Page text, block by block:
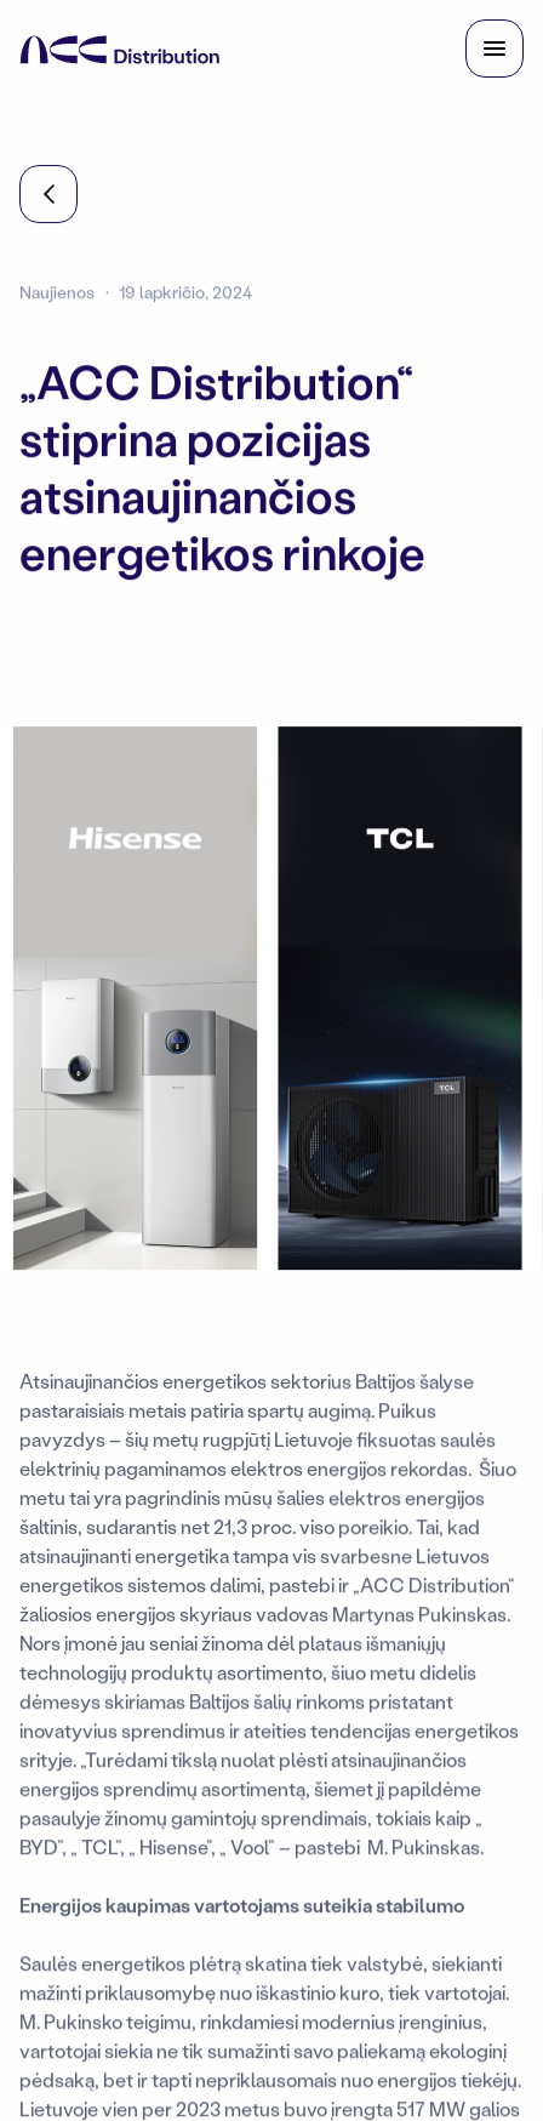
Naujienos 19 lapkričio, 2024
„ACC Distribution“
stiprina pozicijas
atsinaujinančios
energetikos rinkoje
Atsinaujinančios energetikos sektorius Baltijos šalyse
pastaraisiais metais patiria spartų augimą. Puikus
pavyzdys – šių metų rugpjūtį Lietuvoje fiksuotas saulės
elektrinių pagaminamos elektros energijos rekordas. Šiuo
metu tai yra pagrindinis mūsų šalies elektros energijos
šaltinis, sudarantis net 21,3 proc. viso poreikio. Tai, kad
atsinaujinanti energetika tampa vis svarbesne Lietuvos
energetikos sistemos dalimi, pastebi ir „ACC Distribution“
žaliosios energijos skyriaus vadovas Martynas Pukinskas.
Nors įmonė jau seniai žinoma dėl plataus išmaniųjų
technologijų produktų asortimento, šiuo metu didelis
dėmesys skiriamas Baltijos šalių rinkoms pristatant
inovatyvius sprendimus ir ateities tendencijas energetikos
srityje. „Turėdami tikslą nuolat plėsti atsinaujinančios
energijos sprendimų asortimentą, šiemet jį papildėme
pasaulyje žinomų gamintojų sprendimais, tokiais kaip „
BYD”, „ TCL”, „ Hisense”, „ Vool” – pastebi M. Pukinskas.
Energijos kaupimas vartotojams suteikia stabilumo
Saulės energetikos plėtrą skatina tiek valstybė, siekianti
mažinti priklausomybę nuo iškastinio kuro, tiek vartotojai.
M. Pukinsko teigimu, rinkdamiesi modernius įrenginius,
vartotojai siekia ne tik sumažinti savo paliekamą ekologinį
pėdsaką, bet ir tapti nepriklausomais nuo energijos tiekėjų.
Lietuvoje vien per 2023 metus buvo įrengta 517 MW galios